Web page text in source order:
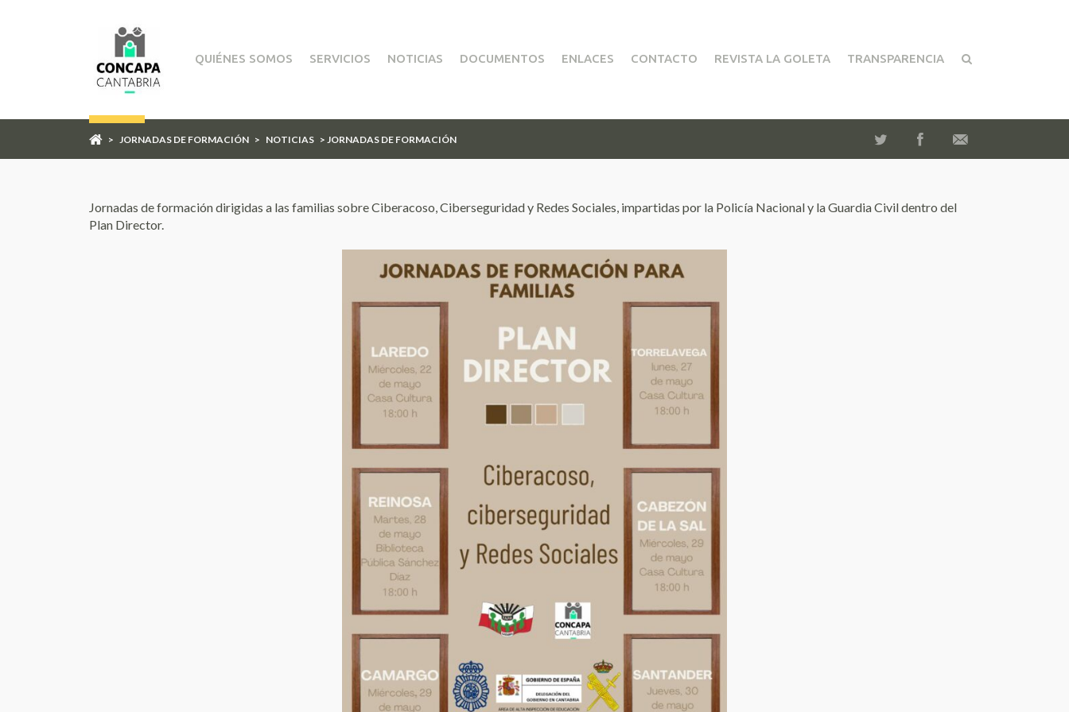
QUIÉNES SOMOS SERVICIOS NOTICIAS DOCUMENTOS ENLACES CONTACTO REVISTA LA GOLETA TRANSPARENCIA
> JORNADAS DE FORMACIÓN > NOTICIAS > JORNADAS DE FORMACIÓN
Jornadas de formación dirigidas a las familias sobre Ciberacoso, Ciberseguridad y Redes Sociales, impartidas por la Policía Nacional y la Guardia Civil dentro del
Plan Director.